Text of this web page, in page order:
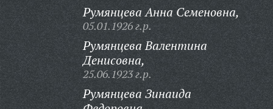
Румянцева Анна Семеновна,
05.01.1926 г.р.
Румянцева Валентина
Денисовна,
25.06.1923 г.р.
Румянцева Зинаида